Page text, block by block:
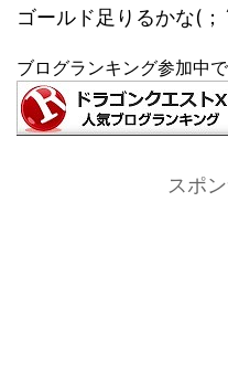
ゴールド足りるかな(
ブログランキング参加中
スポ